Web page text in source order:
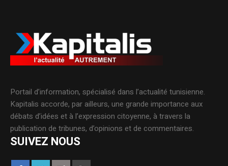
Portail d’information, spécialisé dans l’actualité tunisienne.
Kapitalis accorde, par ailleurs, une grande importance aux
débats d’idées et à l’expression citoyenne, à travers la
publication de tribunes, d’opinions et de commentaires.
SUIVEZ NOUS